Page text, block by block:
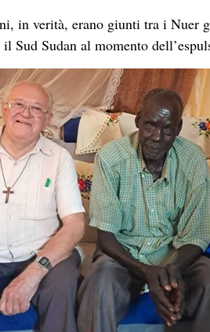
in verità, erano giunti tra i Nuer
Sud Sudan al momento